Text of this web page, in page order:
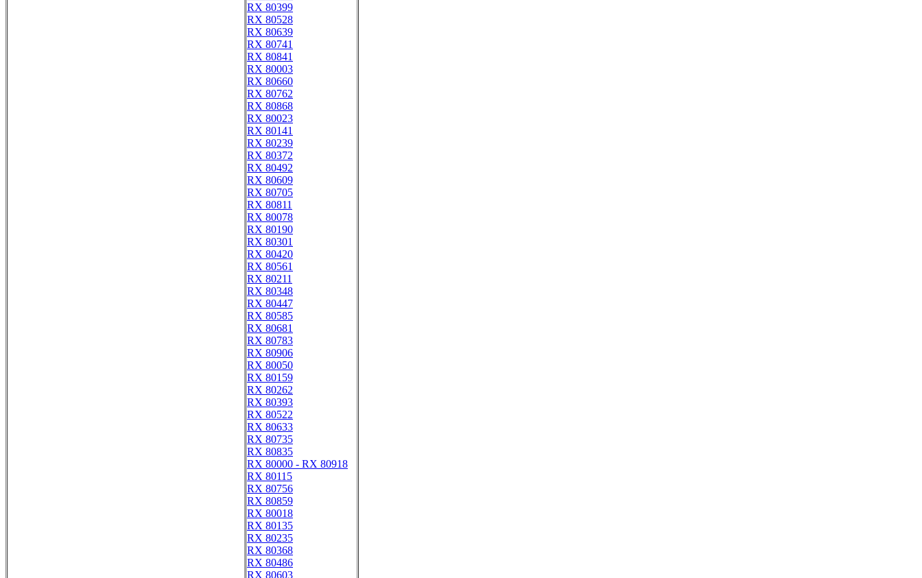
RX 80399
RX 80528
RX 80639
RX 80741
RX 80841
RX 80003
RX 80660
RX 80762
RX 80868
RX 80023
RX 80141
RX 80239
RX 80372
RX 80492
RX 80609
RX 80705
RX 80811
RX 80078
RX 80190
RX 80301
RX 80420
RX 80561
RX 80211
RX 80348
RX 80447
RX 80585
RX 80681
RX 80783
RX 80906
RX 80050
RX 80159
RX 80262
RX 80393
RX 80522
RX 80633
RX 80735
RX 80835
RX 80000 - RX 80918
RX 80115
RX 80756
RX 80859
RX 80018
RX 80135
RX 80235
RX 80368
RX 80486
RX 80603